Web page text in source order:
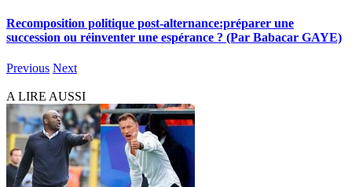
Recomposition politique post-alternance:préparer une
succession ou réinventer une espérance ? (Par Babacar GAYE)
Previous Next
A LIRE AUSSI